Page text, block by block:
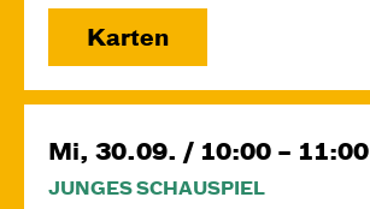
Karten
Mi, 30.09. / 10:00 – 11:00
JUNGES SCHAUSPIEL